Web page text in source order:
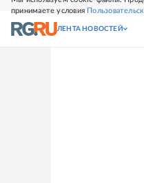
принимаете условия
СВЕЖИЙ НОМЕР
ЛЕНТА НОВОСТЕЙ